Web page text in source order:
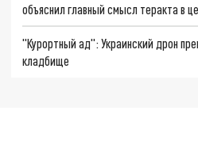
объяснил главный смысл теракта в
"Курортный ад": Украинский дрон
кладбище